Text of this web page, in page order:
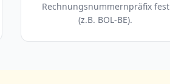
Rechnungsnummernpräfix fest
(z.B. BOL-BE).